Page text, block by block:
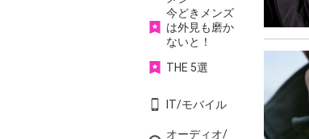
今どきメンズ
は外見も磨か
ないと！
THE 5選
IT/モバイル
オーディオ/